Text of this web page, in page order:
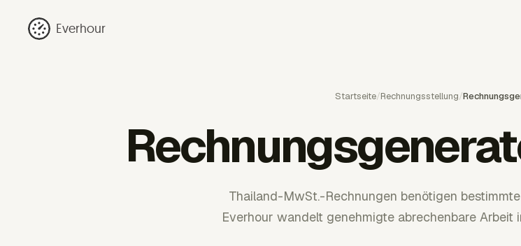
Everhour
Startseite/Rechnungsstellung/
Thailand-MwSt.-Rechnungen benötigen
Everhour wandelt genehmigte abrechenbare Arbeit